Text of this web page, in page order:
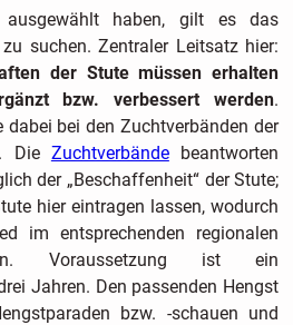
haben, gilt es das
suchen. Zentraler Leitsatz hier:
der Stute müssen erhalten
bzw. verbessert werden.
dabei bei den Zuchtverbänden der
Die Zuchtverbändebeantworten
der „Beschaffenheit“ der Stute;
hier eintragen lassen, wodurch
im entsprechenden regionalen
Voraussetzung ist ein
Jahren. Den passenden Hengst
bzw. -schauen und